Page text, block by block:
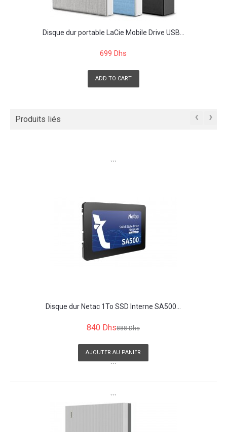
Disque dur portable LaCie Mobile Drive USB...
699 Dhs
ADD TO CART
Produits liés ‹ ›
```
Disque dur Netac 1To SSD Interne SA500...
840 Dhs888 Dhs
AJOUTER AU PANIER
```
```